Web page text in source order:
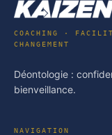
COACHING ·
CHANGEMENT
Déontologie :
bienveillance.
NAVIGATION